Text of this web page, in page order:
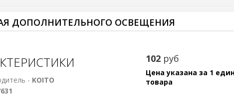
ДОПОЛНИТЕЛЬНОГО ОСВЕЩЕНИЯ
102 руб
Цена указана за 1
товара
- KOITO